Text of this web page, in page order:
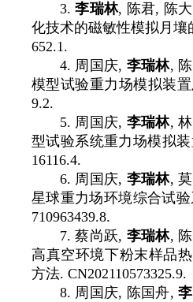
3.李瑞林, 陈君, 陈
化技术的磁敏性模拟月壤
652.1.
4. 周国庆, 李瑞林,
模型试验重力场模拟装
9.2.
5. 周国庆, 李瑞林,
型试验系统重力场模拟
16116.4.
6. 周国庆, 李瑞林,
星球重力场环境综合试
710963439.8.
7.蔡尚跃, 李瑞林,
高真空环境下粉末样品
方法. CN202110573325.9.
8. 周国庆, 陈国舟,